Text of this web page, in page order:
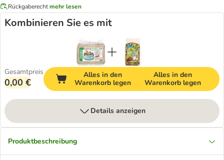
Rückgaberechtmehr lesen
Kombinieren Sie es mit
Gesamtpreis
0,00 €
Alles in den
Warenkorb legen
Alles in den
Warenkorb legen
Details anzeigen
Produktbeschreibung